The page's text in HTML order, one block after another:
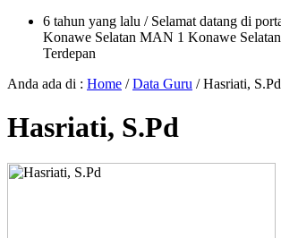
6 tahun yang lalu / Selamat datang di
Konawe Selatan MAN 1 Konawe
Terdepan
Anda ada di : Home /Data Guru /Hasriati, S.Pd
Hasriati, S.Pd